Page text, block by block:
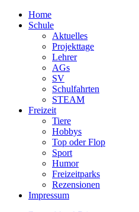
Home
Schule
Aktuelles
Projekttage
Lehrer
AGs
SV
Schulfahrten
STEAM
Freizeit
Tiere
Hobbys
Top oder Flop
Sport
Humor
Freizeitparks
Rezensionen
Impressum